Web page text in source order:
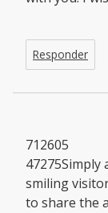
Responder
712605
47275Simply
smiling
to share the